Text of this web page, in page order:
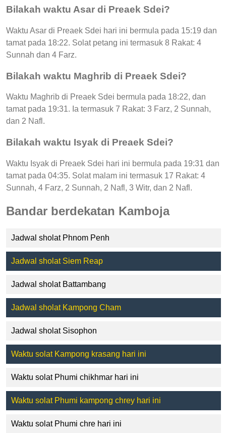
Bilakah waktu Asar di Preaek Sdei?
Waktu Asar di Preaek Sdei hari ini bermula pada 15:19 dan
tamat pada 18:22. Solat petang ini termasuk 8 Rakat: 4
Sunnah dan 4 Farz.
Bilakah waktu Maghrib di Preaek Sdei?
Waktu Maghrib di Preaek Sdei bermula pada 18:22, dan
tamat pada 19:31. Ia termasuk 7 Rakat: 3 Farz, 2 Sunnah,
dan 2 Nafl.
Bilakah waktu Isyak di Preaek Sdei?
Waktu Isyak di Preaek Sdei hari ini bermula pada 19:31 dan
tamat pada 04:35. Solat malam ini termasuk 17 Rakat: 4
Sunnah, 4 Farz, 2 Sunnah, 2 Nafl, 3 Witr, dan 2 Nafl.
Bandar berdekatan Kamboja
Jadwal sholat Phnom Penh
Jadwal sholat Siem Reap
Jadwal sholat Battambang
Jadwal sholat Kampong Cham
Jadwal sholat Sisophon
Waktu solat Kampong krasang hari ini
Waktu solat Phumi chikhmar hari ini
Waktu solat Phumi kampong chrey hari ini
Waktu solat Phumi chre hari ini